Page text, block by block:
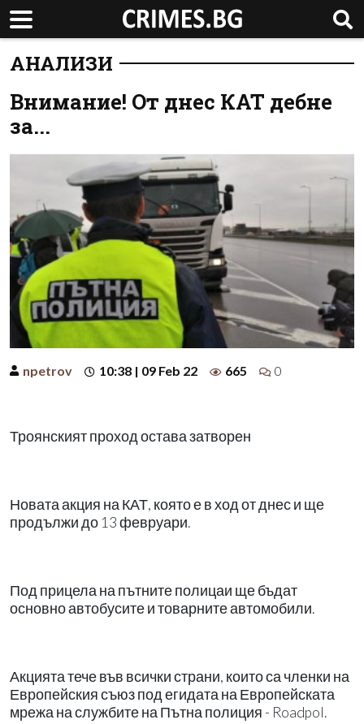
АНАЛИЗИ
Внимание! От днес КАТ дебне
за...
npetrov 10:38 | 09 Feb 22 665 0
Троянският проход остава затворен
Новата акция на КАТ, която е в ход от днес и ще
продължи до 13 февруари.
Под прицела на пътните полицаи ще бъдат
основно автобусите и товарните автомобили.
Акцията тече във всички страни, които са членки на
Европейския съюз под егидата на Европейската
мрежа на службите на Пътна полиция - Roadpol.